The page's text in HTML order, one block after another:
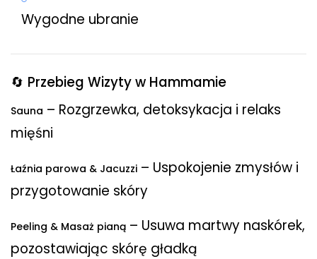
Wygodne ubranie
🔄 Przebieg Wizyty w Hammamie
Sauna – Rozgrzewka, detoksykacja i relaks
mięśni
Łaźnia parowa & Jacuzzi – Uspokojenie zmysłów i
przygotowanie skóry
Peeling & Masaż pianą – Usuwa martwy naskórek,
pozostawiając skórę gładką